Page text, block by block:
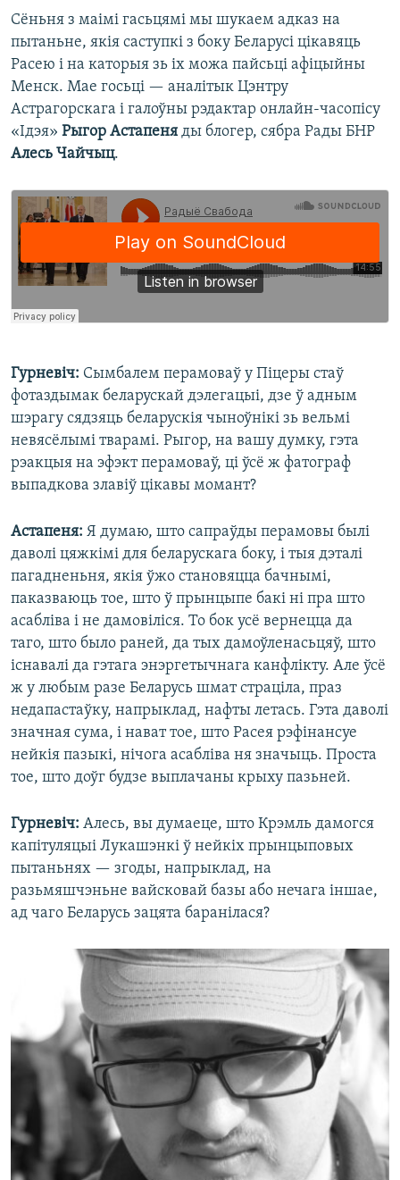
Сёньня з маімі гасьцямі мы шукаем адказ на
пытаньне, якія саступкі з боку Беларусі цікавяць
Расею і на каторыя зь іх можа пайсьці афіцыйны
Менск. Мае госьці — аналітык Цэнтру
Астрагорскага і галоўны рэдактар онлайн-часопісу
«Ідэя» Рыгор Астапеня ды блогер, сябра Рады БНР
Алесь Чайчыц.
Гурневіч: Сымбалем перамоваў у Піцеры стаў
фотаздымак беларускай дэлегацыі, дзе ў адным
шэрагу сядзяць беларускія чыноўнікі зь вельмі
невясёлымі тварамі. Рыгор, на вашу думку, гэта
рэакцыя на эфэкт перамоваў, ці ўсё ж фатограф
выпадкова злавіў цікавы момант?
Астапеня: Я думаю, што сапраўды перамовы былі
даволі цяжкімі для беларускага боку, і тыя дэталі
пагадненьня, якія ўжо становяцца бачнымі,
паказваюць тое, што ў прынцыпе бакі ні пра што
асабліва і не дамовіліся. То бок усё вернецца да
таго, што было раней, да тых дамоўленасьцяў, што
існавалі да гэтага энэргетычнага канфлікту. Але ўсё
ж у любым разе Беларусь шмат страціла, праз
недапастаўку, напрыклад, нафты летась. Гэта даволі
значная сума, і нават тое, што Расея рэфінансуе
нейкія пазыкі, нічога асабліва ня значыць. Проста
тое, што доўг будзе выплачаны крыху пазьней.
Гурневіч: Алесь, вы думаеце, што Крэмль дамогся
капітуляцыі Лукашэнкі ў нейкіх прынцыповых
пытаньнях — згоды, напрыклад, на
разьмяшчэньне вайсковай базы або нечага іншае,
ад чаго Беларусь зацята баранілася?